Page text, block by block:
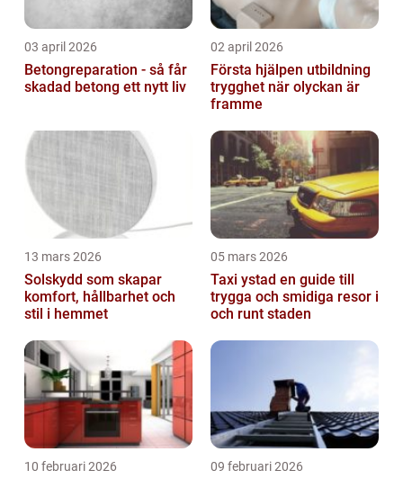
03 april 2026
Betongreparation - så får
skadad betong ett nytt liv
02 april 2026
Första hjälpen utbildning
trygghet när olyckan är
framme
13 mars 2026
Solskydd som skapar
komfort, hållbarhet och
stil i hemmet
05 mars 2026
Taxi ystad en guide till
trygga och smidiga resor i
och runt staden
10 februari 2026 09 februari 2026